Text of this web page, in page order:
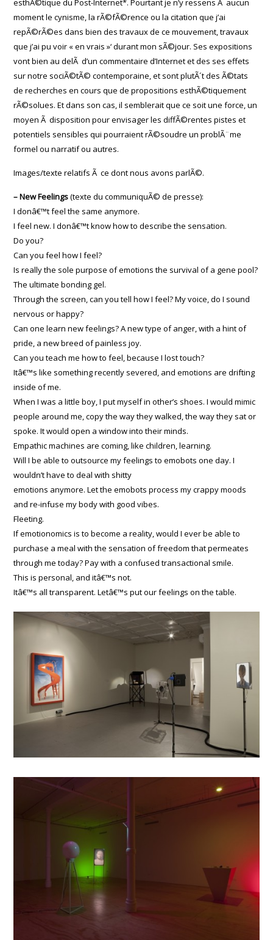
esthÃ©tique du Post-Internet*. Pourtant je n’y ressens Ã aucun
moment le cynisme, la rÃ©fÃ©rence ou la citation que j’ai
repÃ©rÃ©es dans bien des travaux de ce mouvement, travaux
que j’ai pu voir « en vrais »‘ durant mon sÃ©jour. Ses expositions
vont bien au delÃ d’un commentaire d’Internet et des ses effets
sur notre sociÃ©tÃ© contemporaine, et sont plutÃ´t des Ã©tats
de recherches en cours que de propositions esthÃ©tiquement
rÃ©solues. Et dans son cas, il semblerait que ce soit une force, un
moyen Ã disposition pour envisager les diffÃ©rentes pistes et
potentiels sensibles qui pourraient rÃ©soudre un problÃ¨me
formel ou narratif ou autres.
Images/texte relatifs Ã ce dont nous avons parlÃ©.
– New Feelings(texte du communiquÃ© de presse):
I donâ€™t feel the same anymore.
I feel new. I donâ€™t know how to describe the sensation.
Do you?
Can you feel how I feel?
Is really the sole purpose of emotions the survival of a gene pool?
The ultimate bonding gel.
Through the screen, can you tell how I feel? My voice, do I sound
nervous or happy?
Can one learn new feelings? A new type of anger, with a hint of
pride, a new breed of painless joy.
Can you teach me how to feel, because I lost touch?
Itâ€™s like something recently severed, and emotions are drifting
inside of me.
When I was a little boy, I put myself in other’s shoes. I would mimic
people around me, copy the way they walked, the way they sat or
spoke. It would open a window into their minds.
Empathic machines are coming, like children, learning.
Will I be able to outsource my feelings to emobots one day. I
wouldn’t have to deal with shitty
emotions anymore. Let the emobots process my crappy moods
and re-infuse my body with good vibes.
Fleeting.
If emotionomics is to become a reality, would I ever be able to
purchase a meal with the sensation of freedom that permeates
through me today? Pay with a confused transactional smile.
This is personal, and itâ€™s not.
Itâ€™s all transparent. Letâ€™s put our feelings on the table.